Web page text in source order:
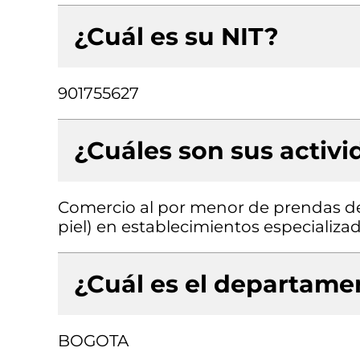
¿Cuál es su NIT?
901755627
¿Cuáles son sus
Comercio al por menor de prendas
piel) en establecimientos
¿Cuál es el
BOGOTA